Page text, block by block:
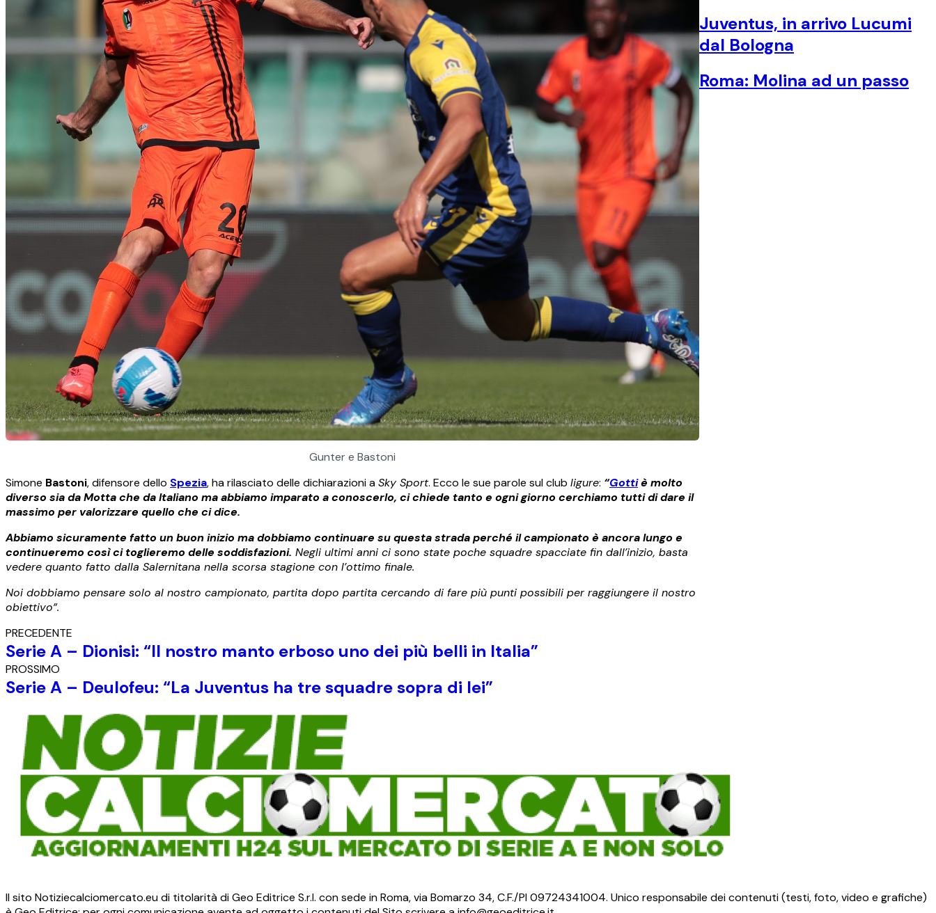
Gunter e Bastoni
Simone Bastoni, difensore dello Spezia, ha rilasciato delle dichiarazioni aSky Sport. Ecco le sue parole sul club ligure: “Gottiè molto
diverso sia da Motta che da Italiano ma abbiamo imparato a conoscerlo, ci chiede tanto e ogni giorno cerchiamo tutti di dare il
massimo per valorizzare quello che ci dice.
Abbiamo sicuramente fatto un buon inizio ma dobbiamo continuare su questa strada perché il campionato è ancora lungo e
continueremo così ci toglieremo delle soddisfazioni. Negli ultimi anni ci sono state poche squadre spacciate fin dall’inizio, basta
vedere quanto fatto dalla Salernitana nella scorsa stagione con l’ottimo finale.
Noi dobbiamo pensare solo al nostro campionato, partita dopo partita cercando di fare più punti possibili per raggiungere il nostro
obiettivo”.
PRECEDENTE
Serie A – Dionisi: “Il nostro manto erboso uno dei più belli in Italia”
PROSSIMO
Serie A – Deulofeu: “La Juventus ha tre squadre sopra di lei”
Juventus, in arrivo Lucumi
dal Bologna
Roma: Molina ad un passo
Il sito Notiziecalciomercato.eu di titolarità di Geo Editrice S.r.l. con sede in Roma, via Bomarzo 34, C.F./PI 09724341004. Unico responsabile dei contenuti (testi, foto, video e grafiche)